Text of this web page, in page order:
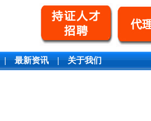
最新资讯|关于我们